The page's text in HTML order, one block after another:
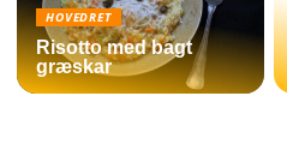
HOVEDRET
Risotto med bagt
græskar